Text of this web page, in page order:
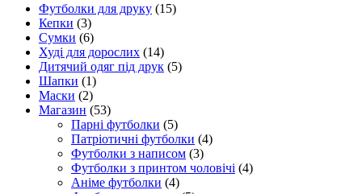
Футболки для друку (15)
Кепки (3)
Сумки (6)
Худі для дорослих (14)
Дитячий одяг під друк (5)
Шапки (1)
Маски (2)
Магазин (53)
Парні футболки (5)
Патріотичні футболки (4)
Футболки з написом (3)
Футболки з принтом чоловічі (4)
Аніме футболки (4)